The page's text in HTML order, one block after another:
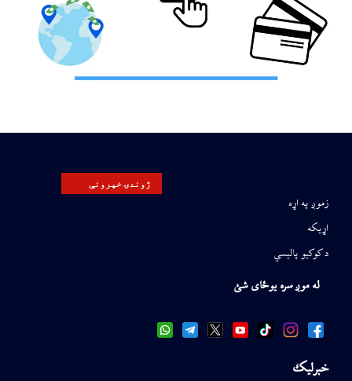
ژوندۍ خپرونې
زموږ په اړه
اړیکه
د کوکیو پالیسي
له موږ سره یوځای شئ
خبرلیک